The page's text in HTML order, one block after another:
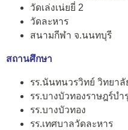
วัดเล่งเน่ยยี่ 2
วัดละหาร
สนามกีฬา จ.นนทบุรี
สถานศึกษา
รร.นันทนวรวิทย์ วิทยา
รร.บางบัวทองราษฎร์บำ
รร.บางบัวทอง
รร.เทศบาลวัดละหาร